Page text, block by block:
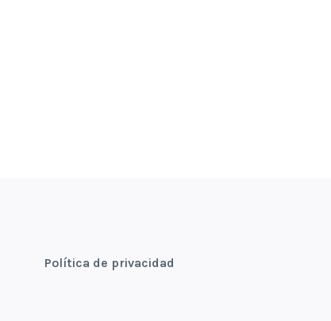
Política de privacidad